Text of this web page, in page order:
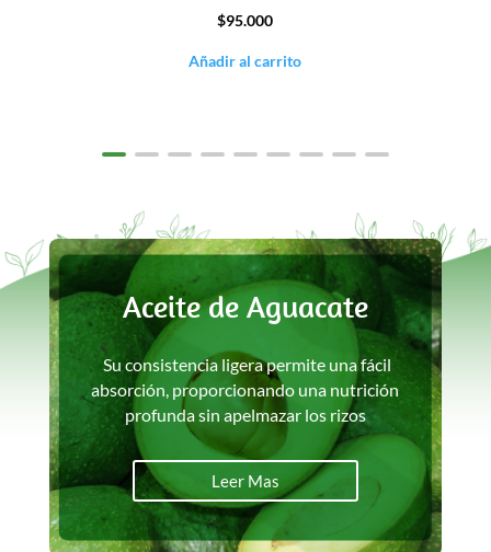
$95.000
Añadir al carrito
Aceite de Aguacate
Su consistencia ligera permite una fácil
absorción, proporcionando una nutrición
profunda sin apelmazar los rizos
Leer Mas